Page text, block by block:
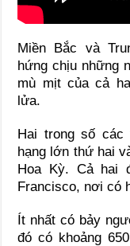
Miền Bắc và
hứng chịu những
mù mịt của cả
lửa.
Hai trong số
hạng lớn thứ hai
Hoa Kỳ. Cả hai
Francisco, nơi có
Ít nhất có bảy
đó có khoảng